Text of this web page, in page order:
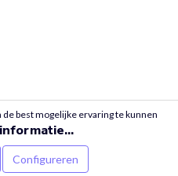
best mogelijke ervaring te kunnen
Configureren